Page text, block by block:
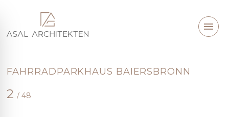
FAHRRADPARKHAUS BAIERSBRONN
2/ 48